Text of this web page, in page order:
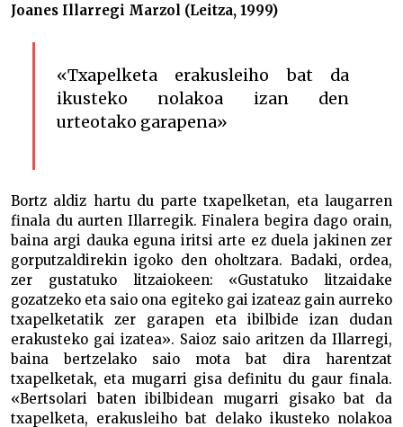
Joanes Illarregi Marzol (Leitza, 1999)
«Txapelketa erakusleiho bat da
ikusteko nolakoa izan den
urteotako garapena»
Bortz aldiz hartu du parte txapelketan, eta laugarren
finala du aurten Illarregik. Finalera begira dago orain,
baina argi dauka eguna iritsi arte ez duela jakinen zer
gorputzaldirekin igoko den oholtzara. Badaki, ordea,
zer gustatuko litzaiokeen: «Gustatuko litzaidake
gozatzeko eta saio ona egiteko gai izateaz gain aurreko
txapelketatik zer garapen eta ibilbide izan dudan
erakusteko gai izatea». Saioz saio aritzen da Illarregi,
baina bertzelako saio mota bat dira harentzat
txapelketak, eta mugarri gisa definitu du gaur finala.
«Bertsolari baten ibilbidean mugarri gisako bat da
txapelketa, erakusleiho bat delako ikusteko nolakoa